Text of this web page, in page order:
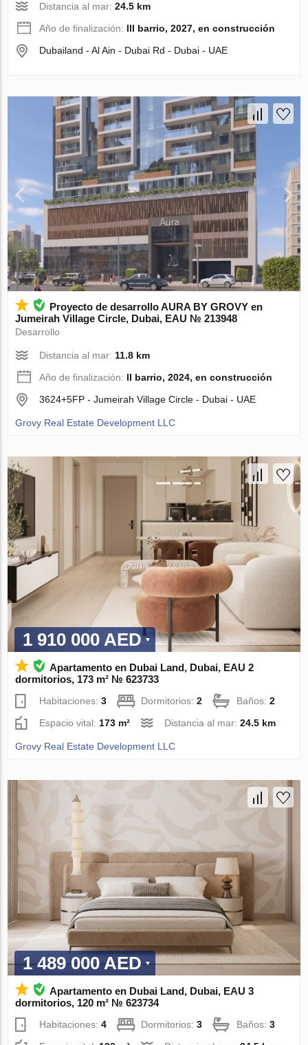
Distancia al mar:24.5 km
Año de finalización: III barrio, 2027, en construcción
Dubailand - Al Ain - Dubai Rd - Dubai - UAE
Proyecto de desarrollo AURA BY GROVY en
Jumeirah Village Circle, Dubai, EAU № 213948
Desarrollo
Distancia al mar:11.8 km
Año de finalización: II barrio, 2024, en construcción
3624+5FP - Jumeirah Village Circle - Dubai - UAE
Grovy Real Estate Development LLC
1 910 000 AED
Apartamento en Dubai Land, Dubai, EAU 2
dormitorios, 173 m² № 623733
Habitaciones:3 Dormitorios:2 Baños:2
Espacio vital: 173 m² Distancia al mar:24.5 km
Grovy Real Estate Development LLC
1 489 000 AED
Apartamento en Dubai Land, Dubai, EAU 3
dormitorios, 120 m² № 623734
Habitaciones:4 Dormitorios:3 Baños:3